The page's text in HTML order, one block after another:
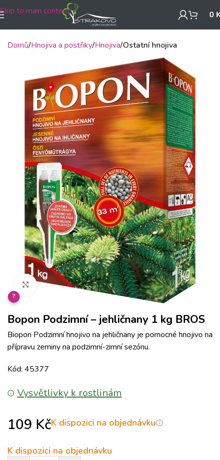
Skip to main content 0
Domů Hnojiva a postřiky Hnojiva Ostatní hnojiva
Klikněte pro zvětšení
?
Bopon Podzimní – jehličnany 1 kg BROS
Biopon Podzimní hnojivo na jehličnany je pomocné hnojivo na
přípravu zeminy na podzimní-zimní sezónu.
Kód: 45377
Vysvětlivky k rostlinám
109 KčK dispozici na objednávku
K dispozici na objednávku